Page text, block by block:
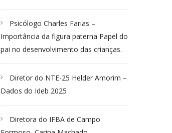
Psicólogo Charles Farias –
Importância da figura paterna Papel do
pai no desenvolvimento das crianças.
Diretor do NTE-25 Helder Amorim –
Dados do Ideb 2025
Diretora do IFBA de Campo